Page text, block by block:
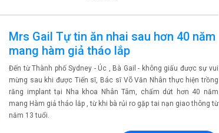
Mrs Gail Tự tin ăn nhai sau hơn 40 năm
mang hàm giả tháo lắp
Đến từ Thành phố Sydney - Úc , Bà Gail - không giấu được sự vui
mừng sau khi được Tiến sĩ, Bác sĩ Võ Văn Nhân thực hiện trồng
răng implant tại Nha khoa Nhân Tâm, chấm dứt hơn 40 năm
mang Hàm giả tháo lắp , từ khi bà rủi ro gặp tai nạn giao thông từ
năm 13 tuổi.